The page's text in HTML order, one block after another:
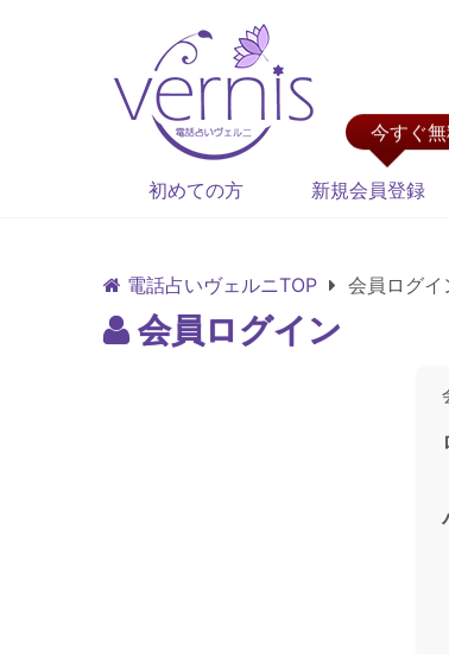
今すぐ
初めての方 新規会員登録
電話占いヴェルニTOP 会員ログイ
会員ログイン